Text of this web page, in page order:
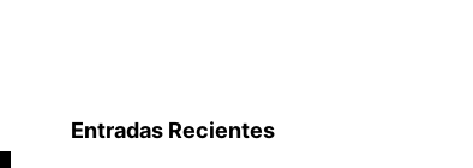
Entradas Recientes